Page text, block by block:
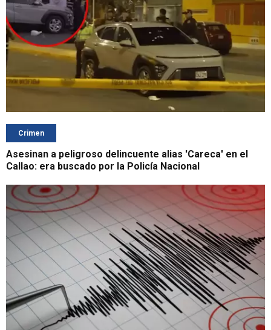
Crimen
Asesinan a peligroso delincuente alias 'Careca' en el
Callao: era buscado por la Policía Nacional